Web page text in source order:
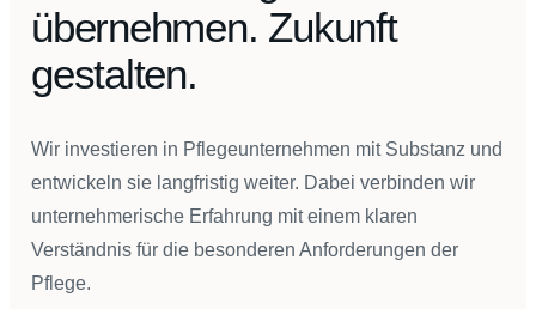
übernehmen. Zukunft
gestalten.
Wir investieren in Pflegeunternehmen mit Substanz und
entwickeln sie langfristig weiter. Dabei verbinden wir
unternehmerische Erfahrung mit einem klaren
Verständnis für die besonderen Anforderungen der
Pflege.